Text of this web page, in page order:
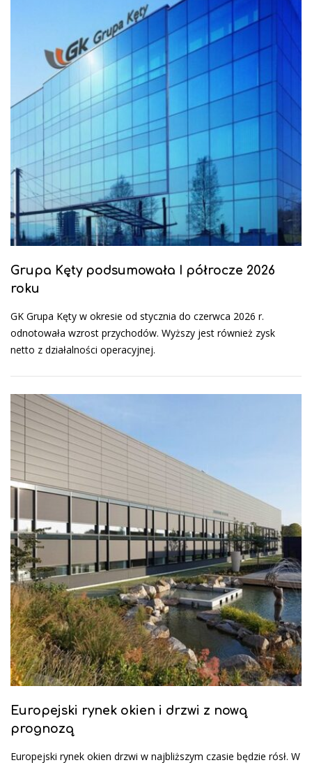
Grupa Kęty podsumowała I półrocze 2026
roku
GK Grupa Kęty w okresie od stycznia do czerwca 2026 r.
odnotowała wzrost przychodów. Wyższy jest również zysk
netto z działalności operacyjnej.
Europejski rynek okien i drzwi z nową
prognozą
Europejski rynek okien drzwi w najbliższym czasie będzie rósł. W